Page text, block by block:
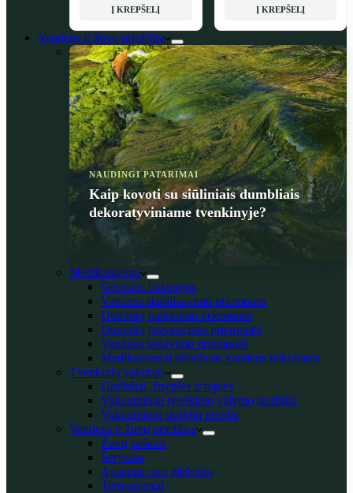
Į KREPŠELĮ Į KREPŠELĮ
Vandens ir žuvų priežiūra
NAUDINGI PATARIMAI
Kaip kovoti su siūliniais dumbliais
dekoratyviniame tvenkinyje?
Medikamentai
Gerosios bakterijos
Vandens stabilizavimo priemonės
Dumblių naikinimo priemonės
Dumblių prevencinės priemonės
Vandens testavimo priemonės
Medikamentai dideliems vandens telkiniams
Tvenkinių valymas
Graibžtai, žnyplės ir replės
Vakuuminiai tvenkinio valymo siurbliai
Vakuuminių siurblių priedai
Vandens ir žuvų priežiūra
Žuvų pašarai
Šėryklos
Apsauga nuo plėšrūnų
Termometrai